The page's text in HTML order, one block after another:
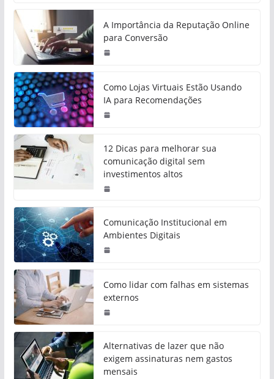
A Importância da Reputação Online
para Conversão
Como Lojas Virtuais Estão Usando
IA para Recomendações
12 Dicas para melhorar sua
comunicação digital sem
investimentos altos
Comunicação Institucional em
Ambientes Digitais
Como lidar com falhas em sistemas
externos
Alternativas de lazer que não
exigem assinaturas nem gastos
mensais